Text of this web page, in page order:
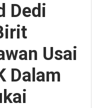
Dedi
Usai
Dalam